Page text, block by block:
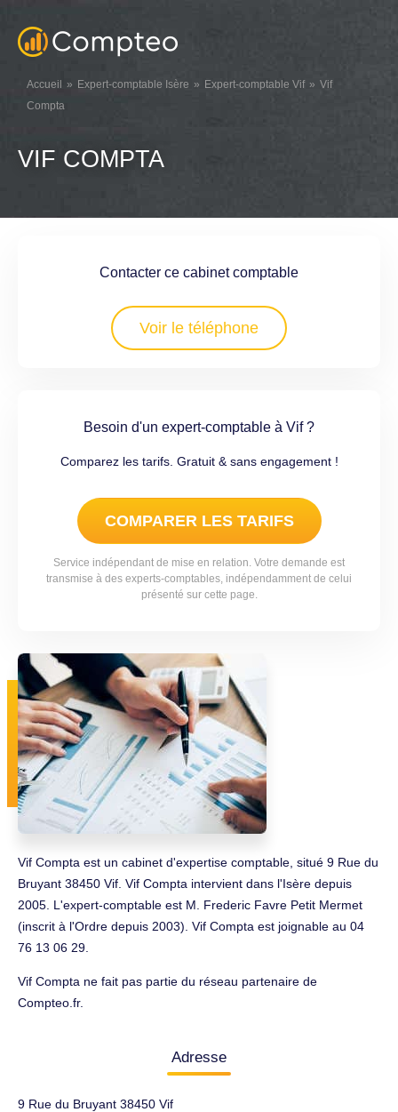
Accueil Expert-comptable Isère Expert-comptable Vif
Vif
Compta
VIF COMPTA
Contacter ce cabinet comptable
Voir le téléphone
Besoin d'un expert-comptable à Vif ?
Comparez les tarifs. Gratuit & sans engagement !
COMPARER LES TARIFS
Service indépendant de mise en relation. Votre demande est
transmise à des experts-comptables, indépendamment de celui
présenté sur cette page.
Vif Compta est un cabinet d'expertise comptable, situé 9 Rue du
Bruyant 38450 Vif. Vif Compta intervient dans l'Isère depuis
2005. L'expert-comptable est M. Frederic Favre Petit Mermet
(inscrit à l'Ordre depuis 2003). Vif Compta est joignable au 04
76 13 06 29.
Vif Compta ne fait pas partie du réseau partenaire de
Compteo.fr.
Adresse
9 Rue du Bruyant 38450 Vif